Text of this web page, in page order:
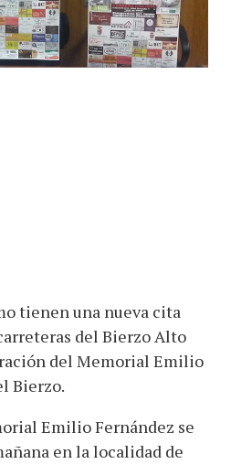
tienen una nueva cita
del Bierzo Alto
del Memorial Emilio
Bierzo.
Emilio Fernández se
en la localidad de